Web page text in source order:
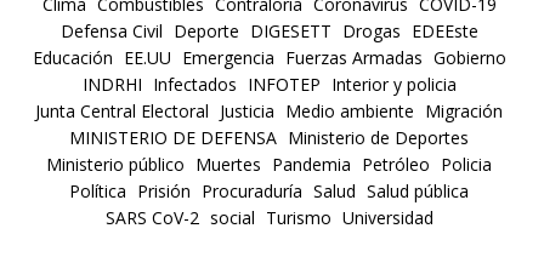
Clima Combustibles Contraloría Coronavirus COVID-19
Defensa Civil Deporte DIGESETT Drogas EDEEste
Educación EE.UU Emergencia Fuerzas Armadas Gobierno
INDRHI Infectados INFOTEP Interior y policia
Junta Central Electoral Justicia Medio ambiente Migración
MINISTERIO DE DEFENSA Ministerio de Deportes
Ministerio público Muertes Pandemia Petróleo Policia
Política Prisión Procuraduría Salud Salud pública
SARS CoV-2 social Turismo Universidad